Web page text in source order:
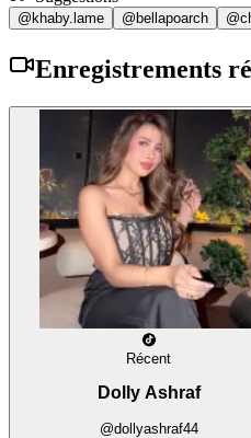
@khaby.lame @bellapoarch
Enregistrements
Récent
Dolly Ashraf
@dollyashraf44